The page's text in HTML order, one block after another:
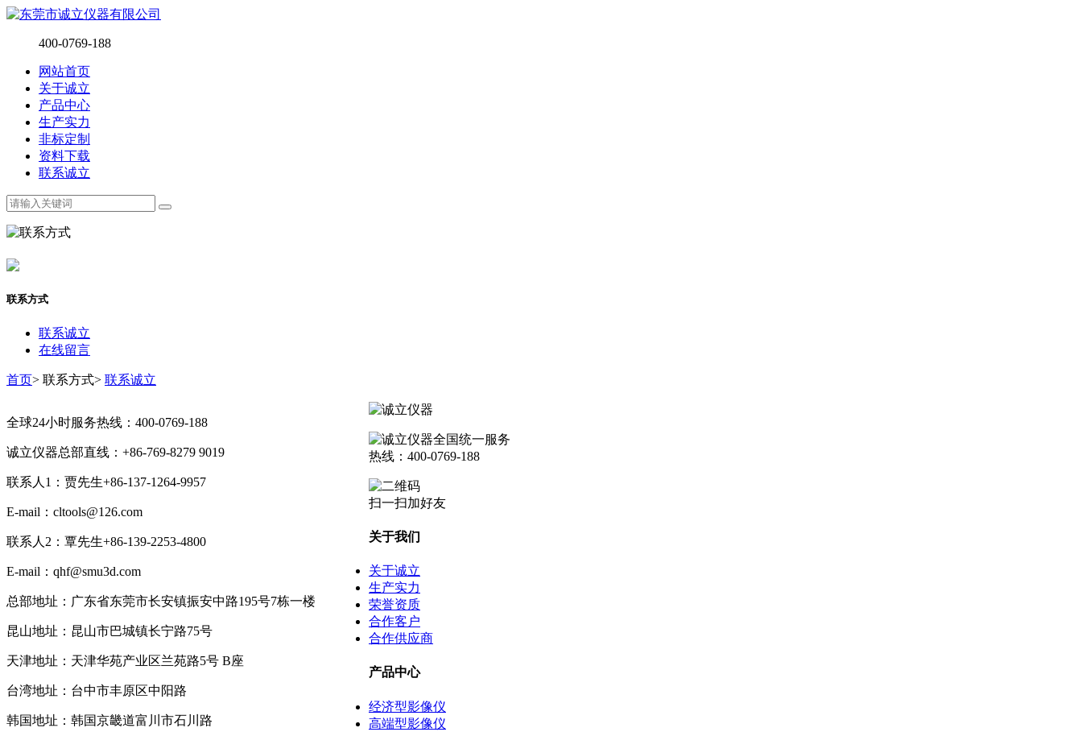
400-0769-188
网站首页
关于诚立
产品中心
生产实力
非标定制
资料下载
联系诚立
联系方式
联系诚立
在线留言
首页> 联系方式> 联系诚立
全球24小时服务热线：400-0769-188
诚立仪器总部直线：+86-769-8279 9019
联系人1：贾先生+86-137-1264-9957
E-mail：cltools@126.com
联系人2：覃先生+86-139-2253-4800
E-mail：qhf@smu3d.com
总部地址：广东省东莞市长安镇振安中路195号7栋一楼
昆山地址：昆山市巴城镇长宁路75号
天津地址：天津华苑产业区兰苑路5号 B座
台湾地址：台中市丰原区中阳路
韩国地址：韩国京畿道富川市石川路
全国统一服务
热线： 400-0769-188
扫一扫加好友
关于我们
关于诚立
生产实力
荣誉资质
合作客户
合作供应商
产品中心
经济型影像仪
高端型影像仪